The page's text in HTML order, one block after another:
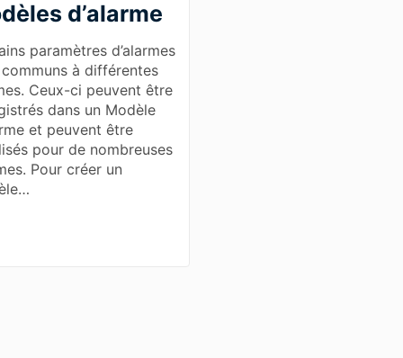
d’alarme
paramètres d’alarmes
à différentes
Ceux-ci peuvent être
dans un Modèle
et peuvent être
pour de nombreuses
Pour créer un